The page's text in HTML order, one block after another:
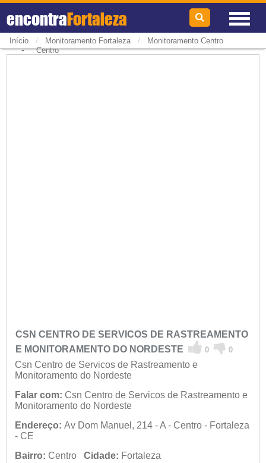
encontraFortaleza
Início / Monitoramento Fortaleza / Monitoramento Centro
-Centro
CSN CENTRO DE SERVICOS DE RASTREAMENTO
E MONITORAMENTO DO NORDESTE
0 0
Csn Centro de Servicos de Rastreamento e
Monitoramento do Nordeste
Falar com: Csn Centro de Servicos de Rastreamento e
Monitoramento do Nordeste
Endereço: Av Dom Manuel, 214 - A - Centro - Fortaleza
- CE
Bairro: Centro Cidade: Fortaleza